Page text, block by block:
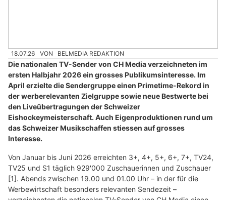
18.07.26 VON BELMEDIA REDAKTION
Die nationalen TV-Sender von CH Media verzeichneten im
ersten Halbjahr 2026 ein grosses Publikumsinteresse. Im
April erzielte die Sendergruppe einen Primetime-Rekord in
der werberelevanten Zielgruppe sowie neue Bestwerte bei
den Liveübertragungen der Schweizer
Eishockeymeisterschaft. Auch Eigenproduktionen rund um
das Schweizer Musikschaffen stiessen auf grosses
Interesse.
Von Januar bis Juni 2026 erreichten 3+, 4+, 5+, 6+, 7+, TV24,
TV25 und S1 täglich 929'000 Zuschauerinnen und Zuschauer
[1]. Abends zwischen 19.00 und 01.00 Uhr – in der für die
Werbewirtschaft besonders relevanten Sendezeit –